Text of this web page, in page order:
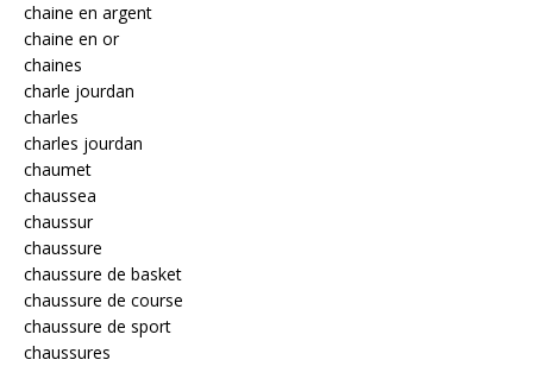
chaine en argent
chaine en or
chaines
charle jourdan
charles
charles jourdan
chaumet
chaussea
chaussur
chaussure
chaussure de basket
chaussure de course
chaussure de sport
chaussures